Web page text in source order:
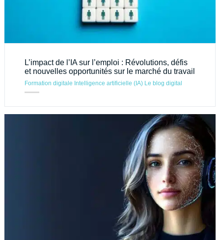
L’impact de l’IA sur l’emploi : Révolutions, défis
et nouvelles opportunités sur le marché du travail
Formation digitale Intelligence artificielle (IA) Le blog digital